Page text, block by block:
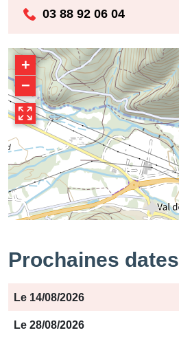
03 88 92 06 04
+
−
Prochaines dates
Période Jours
Le 14/08/2026
Le 28/08/2026